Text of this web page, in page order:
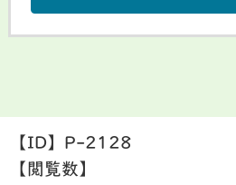
【ID】 P-2128
【閲覧数】